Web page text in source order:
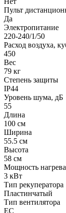
Пульт
Да
Электропитание
220-240/1/50
Расход воздуха,
450
Вес
79 кг
Степень защиты
IP44
Уровень шума, дБ
55
Длина
100 см
Ширина
55.5 см
Высота
58 см
Мощность
3 кВт
Тип рекуператора
Пластинчатый
Тип вентилятора
EC